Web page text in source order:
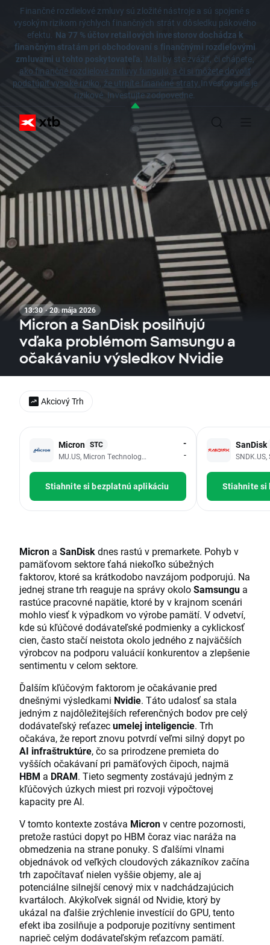
Finančné rozdielové zmluvy sú zložité nástroje a sú spojené s
vysokým rizikom rýchlych finančných strát v dôsledku pákového
efektu. Na 77 % účtov retailových investorov dochádza k
finančným stratám pri obchodovaní s finančnými rozdielovými
zmluvami u tohto poskytovateľa. Mali by ste zvážiť, či chápete,
ako finančné rozdielové zmluvy fungujú, a či si môžete dovoliť
podstúpiť vysoké riziko, že utrpíte finančné straty.Investovanie je
rizikové. Investujte zodpovedne.
13:30 · 20. mája 2026
Micron a SanDisk posilňujú
vďaka problémom Samsungu a
očakávaniu výsledkov Nvidie
Micron STC
MU.US, Micron Technology Inc
-
-
Stiahnite si bezplatnú aplikáciu
SanDisk
Stiahnite si
Micron a SanDiskdnes rastú v premarkete. Pohyb v
pamäťovom sektore ťahá niekoľko súbežných
faktorov, ktoré sa krátkodobo navzájom podporujú. Na
jednej strane trh reaguje na správy okoloSamsungu a
rastúce pracovné napätie, ktoré by v krajnom scenári
mohlo viesť k výpadkom vo výrobe pamätí. V odvetví,
kde sú kľúčové dodávateľské podmienky a cyklickosť
cien, často stačí neistota okolo jedného z najväčších
výrobcov na podporu valuácií konkurentov a zlepšenie
sentimentu v celom sektore.
Ďalším kľúčovým faktorom je očakávanie pred
dnešnými výsledkami Nvidie. Táto udalosť sa stala
jedným z najdôležitejších referenčných bodov pre celý
dodávateľský reťazecumelej inteligencie. Trh
očakáva, že report znovu potvrdí veľmi silný dopyt po
AI infraštruktúre, čo sa prirodzene premieta do
vyšších očakávaní pri pamäťových čipoch, najmä
HBM a DRAM. Tieto segmenty zostávajú jedným z
kľúčových úzkych miest pri rozvoji výpočtovej
kapacity pre AI.
V tomto kontexte zostáva Micronv centre pozornosti,
pretože rastúci dopyt po HBM čoraz viac naráža na
obmedzenia na strane ponuky. S ďalšími vlnami
objednávok od veľkých cloudových zákazníkov začína
trh započítavať nielen vyššie objemy, ale aj
potenciálne silnejší cenový mix v nadchádzajúcich
kvartáloch. Akýkoľvek signál od Nvidie, ktorý by
ukázal na ďalšie zrýchlenie investícií do GPU, tento
efekt iba zosilňuje a podporuje pozitívny sentiment
naprieč celým dodávateľským reťazcom pamätí.
Akciový Trh